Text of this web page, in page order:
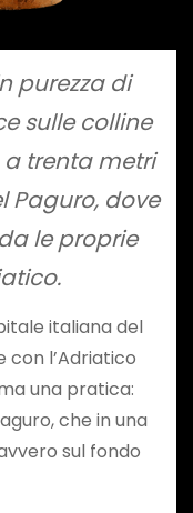
purezza di
sulle colline
a trenta metri
Paguro, dove
le proprie
italiana del
con l’Adriatico
una pratica:
che in una
sul fondo